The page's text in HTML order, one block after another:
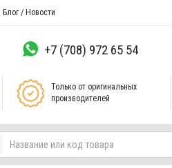
Блог / Новости
+7 (708) 972 65 54
Только от оригинальных
производителей